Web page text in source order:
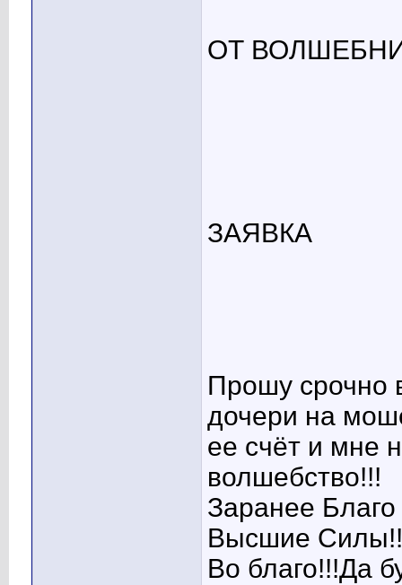
ОТ
ЗАЯВКА
Прошу срочно
дочери на
ее счёт и мне
волшебство!!!
Заранее
Высшие
Во благо!!!Да